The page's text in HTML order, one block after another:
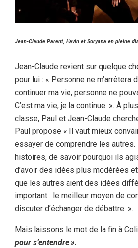
Jean-Claude Parent, Havin et Soryana en pleine
Jean-Claude revient sur quelque
pour lui : « Personne ne m’arrêtera
continuer ma vie, personne ne
C’est ma vie, je la continue. ». À
classe, Paul et Jean-Claude
Paul propose « Il vaut mieux
essayer de comprendre les autres.
histoires, de savoir pourquoi ils
d’avoir des idées plus modérées
que les autres aient des idées
important : le meilleur moyen de
discuter d’échanger de débattre. ».
Mais laissons le mot de la fin à
pour s’entendre ».